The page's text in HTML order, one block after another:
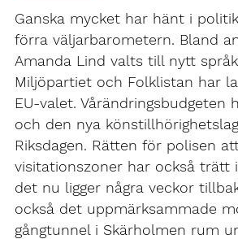
Ganska mycket har hänt i
förra väljarbarometern. Bland
Amanda Lind valts till nytt
Miljöpartiet och Folklistan har
EU-valet. Vårändringsbudgeten
och den nya
Riksdagen. Rätten för polisen
visitationszoner har också trätt
det nu ligger några veckor
också det uppmärksammade
gångtunnel i Skärholmen rum